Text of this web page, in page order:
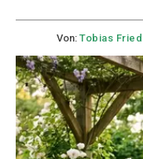
Von: Tobias